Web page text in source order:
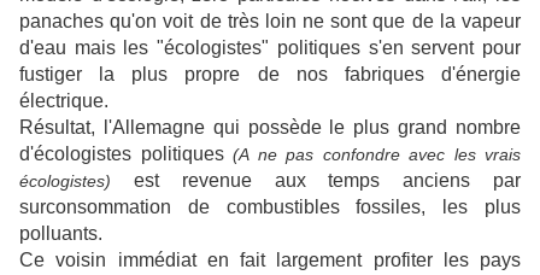
panaches qu'on voit de très loin ne sont que de la vapeur
d'eau mais les "écologistes" politiques s'en servent pour
fustiger la plus propre de nos fabriques d'énergie
électrique.
Résultat, l'Allemagne qui possède le plus grand nombre
d'écologistes politiques (A ne pas confondre avec les vrais
écologistes) est revenue aux temps anciens par
surconsommation de combustibles fossiles, les plus
polluants.
Ce voisin immédiat en fait largement profiter les pays